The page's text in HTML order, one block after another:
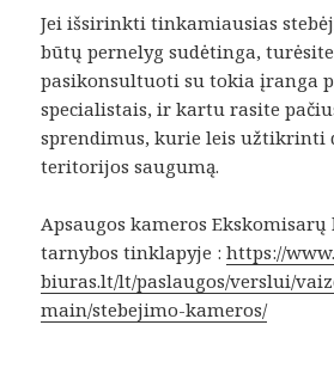
Jei išsirinkti tinkamiausias
būtų pernelyg sudėtinga,
pasikonsultuoti su tokia įranga
specialistais, ir kartu rasite
sprendimus, kurie leis užtikrinti
teritorijos saugumą.
Apsaugos kameros Ekskomisarų
tarnybos tinklapyje :https://
biuras.lt/lt/paslaugos/verslui/
main/stebejimo-kameros/